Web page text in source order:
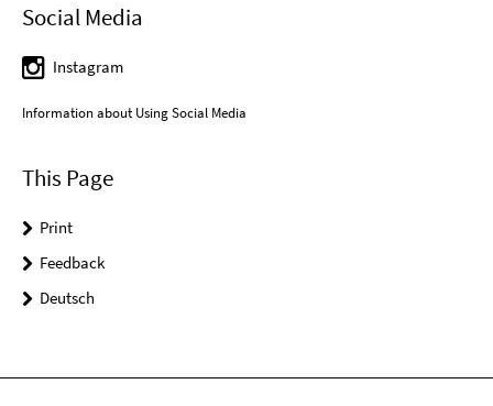
Social Media
Instagram
Information about Using Social Media
This Page
Print
Feedback
Deutsch